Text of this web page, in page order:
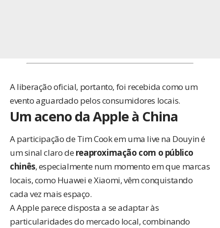
A liberação oficial, portanto, foi recebida como um
evento aguardado pelos consumidores locais.
Um aceno da Apple à China
A participação de Tim Cook em uma live na Douyin é
um sinal claro de reaproximação com o público
chinês, especialmente num momento em que marcas
locais, como Huawei e Xiaomi, vêm conquistando
cada vez mais espaço.
A Apple parece disposta a se adaptar às
particularidades do mercado local, combinando